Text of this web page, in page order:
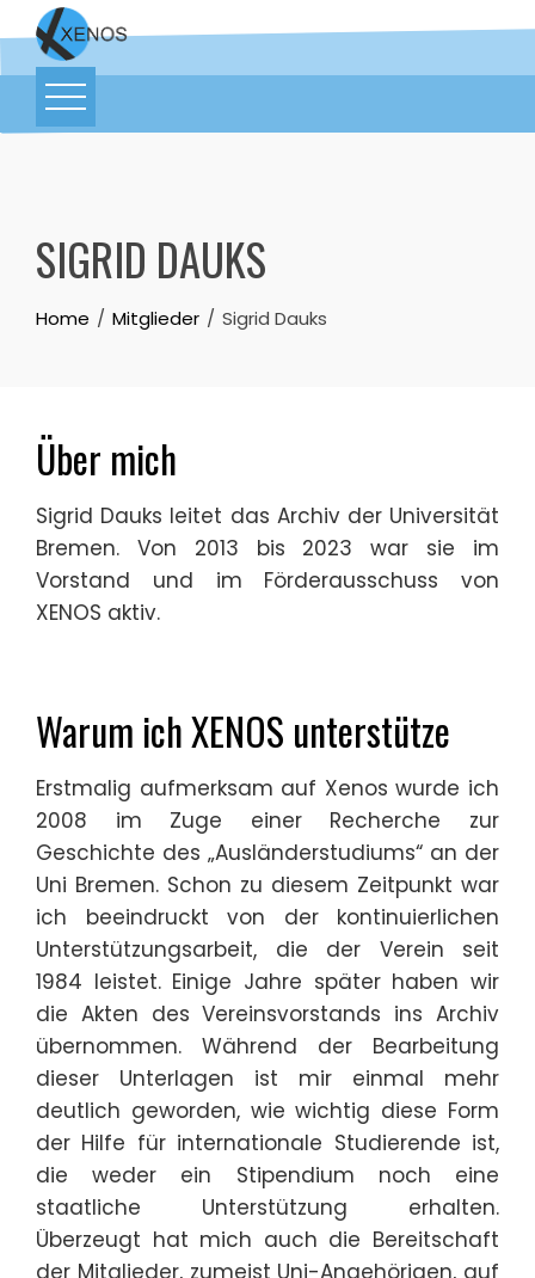
SIGRID DAUKS
Home Mitglieder Sigrid Dauks
Über mich
Sigrid Dauks leitet das Archiv der Universität
Bremen. Von 2013 bis 2023 war sie im
Vorstand und im Förderausschuss von
XENOS aktiv.
Warum ich XENOS unterstütze
Erstmalig aufmerksam auf Xenos wurde ich
2008 im Zuge einer Recherche zur
Geschichte des „Ausländerstudiums“ an der
Uni Bremen. Schon zu diesem Zeitpunkt war
ich beeindruckt von der kontinuierlichen
Unterstützungsarbeit, die der Verein seit
1984 leistet. Einige Jahre später haben wir
die Akten des Vereinsvorstands ins Archiv
übernommen. Während der Bearbeitung
dieser Unterlagen ist mir einmal mehr
deutlich geworden, wie wichtig diese Form
der Hilfe für internationale Studierende ist,
die weder ein Stipendium noch eine
staatliche Unterstützung erhalten.
Überzeugt hat mich auch die Bereitschaft
der Mitglieder, zumeist Uni-Angehörigen, auf